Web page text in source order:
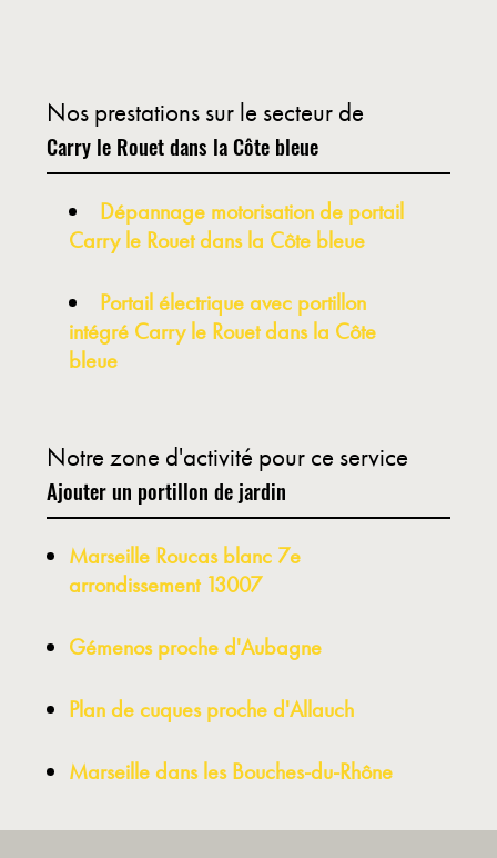
Nos prestations sur le secteur de
Carry le Rouet dans la Côte bleue
Dépannage motorisation de portail
Carry le Rouet dans la Côte bleue
Portail électrique avec portillon
intégré Carry le Rouet dans la Côte
bleue
Notre zone d'activité pour ce service
Ajouter un portillon de jardin
Marseille Roucas blanc 7e
arrondissement 13007
Gémenos proche d'Aubagne
Plan de cuques proche d'Allauch
Marseille dans les Bouches-du-Rhône